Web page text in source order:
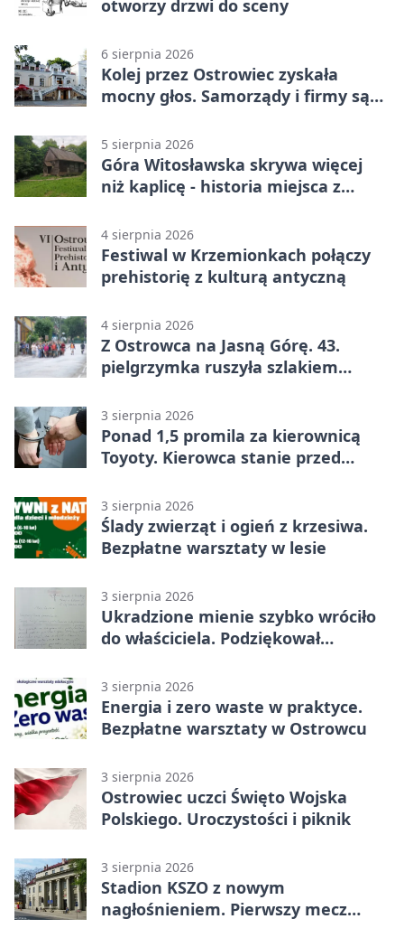
otworzy drzwi do sceny
6 sierpnia 2026
Kolej przez Ostrowiec zyskała
mocny głos. Samorządy i firmy są
5 sierpnia 2026
Góra Witosławska skrywa więcej
niż kaplicę - historia miejsca z
4 sierpnia 2026
Festiwal w Krzemionkach połączy
prehistorię z kulturą antyczną
4 sierpnia 2026
Z Ostrowca na Jasną Górę. 43.
pielgrzymka ruszyła szlakiem
3 sierpnia 2026
Ponad 1,5 promila za kierownicą
Toyoty. Kierowca stanie przed
3 sierpnia 2026
Ślady zwierząt i ogień z krzesiwa.
Bezpłatne warsztaty w lesie
3 sierpnia 2026
Ukradzione mienie szybko wróciło
do właściciela. Podziękował
3 sierpnia 2026
Energia i zero waste w praktyce.
Bezpłatne warsztaty w Ostrowcu
3 sierpnia 2026
Ostrowiec uczci Święto Wojska
Polskiego. Uroczystości i piknik
3 sierpnia 2026
Stadion KSZO z nowym
nagłośnieniem. Pierwszy mecz